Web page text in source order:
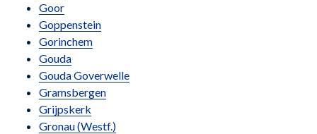
Goor
Goppenstein
Gorinchem
Gouda
Gouda Goverwelle
Gramsbergen
Grijpskerk
Gronau (Westf.)